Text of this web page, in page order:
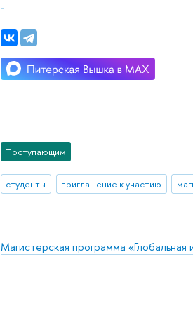
Поступающим
студенты приглашение к участию
Магистерская программа